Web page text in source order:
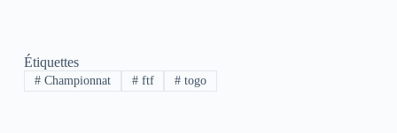
Étiquettes
#Championnat #ftf # togo